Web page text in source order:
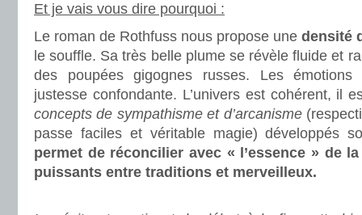
Et je vais vous dire pourquoi :
Le roman de Rothfuss nous propose une densité
le souffle. Sa très belle plume se révèle fluide et
des poupées gigognes russes. Les
justesse confondante. L’univers est cohérent, il
concepts de sympathisme et d’arcanisme
passe faciles et véritable magie) développés
permet de réconcilier avec « l’essence » de
puissants entre traditions et merveilleux.